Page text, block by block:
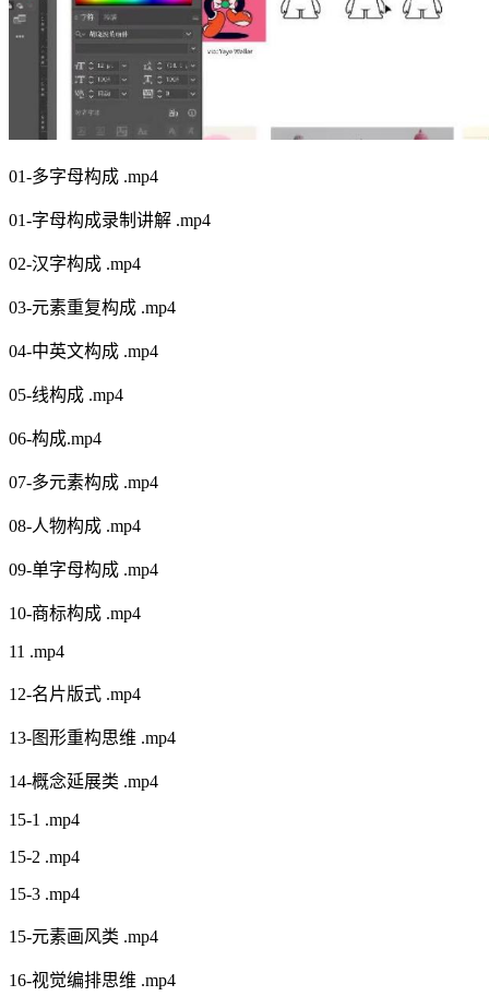
01-多字母构成 .mp4
01-字母构成录制讲解 .mp4
02-汉字构成 .mp4
03-元素重复构成 .mp4
04-中英文构成 .mp4
05-线构成 .mp4
06-构成.mp4
07-多元素构成 .mp4
08-人物构成 .mp4
09-单字母构成 .mp4
10-商标构成 .mp4
11 .mp4
12-名片版式 .mp4
13-图形重构思维 .mp4
14-概念延展类 .mp4
15-1 .mp4
15-2 .mp4
15-3 .mp4
15-元素画风类 .mp4
16-视觉编排思维 .mp4